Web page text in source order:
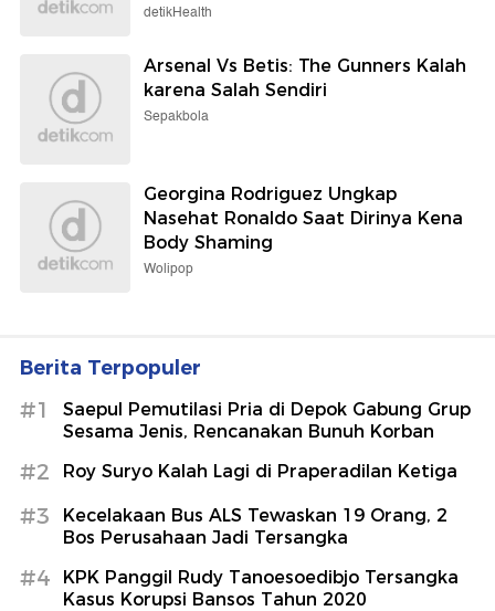
detikHealth
Arsenal Vs Betis: The Gunners Kalah
karena Salah Sendiri
Sepakbola
Georgina Rodriguez Ungkap
Nasehat Ronaldo Saat Dirinya Kena
Body Shaming
Wolipop
Berita Terpopuler
#1
Saepul Pemutilasi Pria di Depok Gabung Grup
Sesama Jenis, Rencanakan Bunuh Korban
#2 Roy Suryo Kalah Lagi di Praperadilan Ketiga
#3
Kecelakaan Bus ALS Tewaskan 19 Orang, 2
Bos Perusahaan Jadi Tersangka
#4
KPK Panggil Rudy Tanoesoedibjo Tersangka
Kasus Korupsi Bansos Tahun 2020